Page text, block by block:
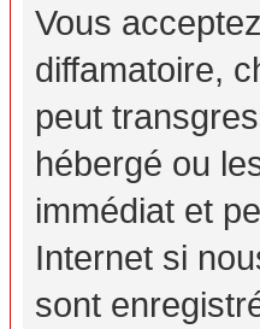
Vous
diffamatoire,
peut
hébergé ou
immédiat et
Internet si
sont